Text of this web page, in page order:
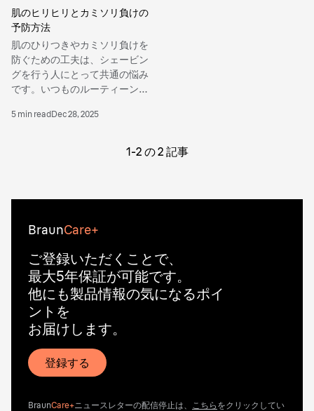
肌のヒリヒリとカミソリ負けの
予防方法
肌のひりつきやカミソリ負けを
防ぐための工夫は、シェービン
グを行う人にとって共通の悩み
です。いつものルーティーンに
で、カミソリ負けを防ぐ方法を
5 min readDec 28, 2025
1-2 の2 記事
BraunCare+
ご登録いただくことで、
最大5年保証が可能です。
他にも製品情報の気になるポイ
ントを
お届けします。
登録する
BraunCare+ニュースレターの配信停止は、 こちら をクリックしてい